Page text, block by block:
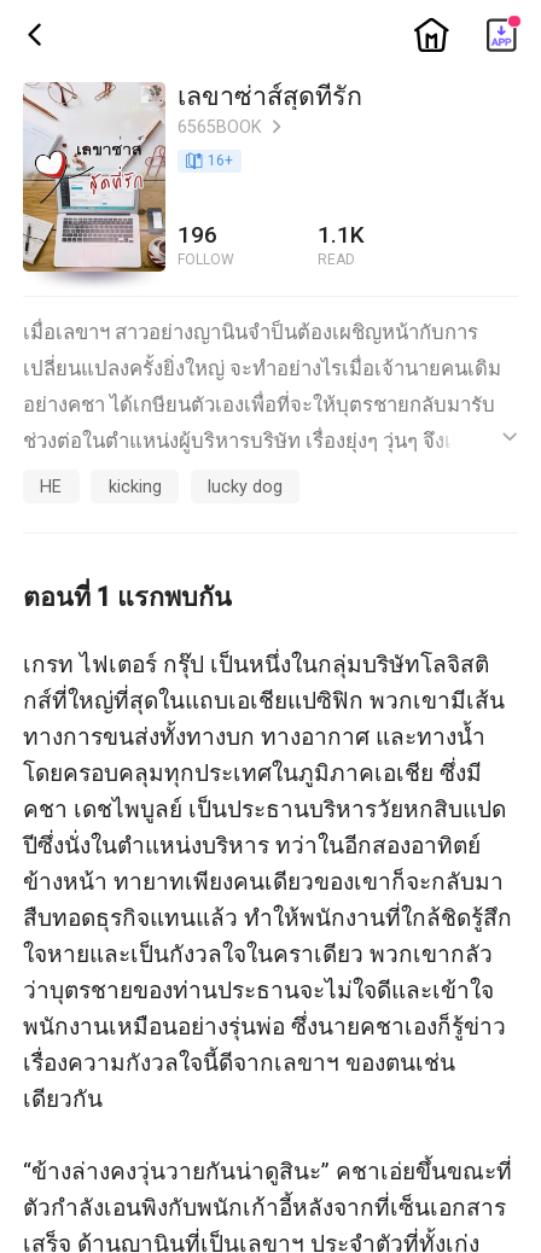
ic_back ic_home
เลขาซ่าส์สุดที่รัก
6565BOOK ic_arrow_right
book_age 16+
196
FOLLOW
1.1K
READ
เมื่อเลขาฯ สาวอย่างญานินจำป็นต้องเผชิญหน้ากับการ
เปลี่ยนแปลงครั้งยิ่งใหญ่ จะทำอย่างไรเมื่อเจ้านายคนเดิม
อย่างคชา ได้เกษียนตัวเองเพื่อที่จะให้บุตรชายกลับมารับ
ช่วงต่อในตำแหน่งผู้บริหารบริษัท เรื่องยุ่งๆ วุ่นๆ จึงเกิด
ขึ้น...
ic_default
HE kicking lucky dog
ตอนที่ 1 แรกพบกัน
เกรท ไฟเตอร์ กรุ๊ป เป็นหนึ่งในกลุ่มบริษัทโลจิสติ
กส์ที่ใหญ่ที่สุดในแถบเอเชียแปซิฟิก พวกเขามีเส้น
ทางการขนส่งทั้งทางบก ทางอากาศ และทางน้ำ
โดยครอบคลุมทุกประเทศในภูมิภาคเอเชีย ซึ่งมี
คชา เดชไพบูลย์ เป็นประธานบริหารวัยหกสิบแปด
ปีซึ่งนั่งในตำแหน่งบริหาร ทว่าในอีกสองอาทิตย์
ข้างหน้า ทายาทเพียงคนเดียวของเขาก็จะกลับมา
สืบทอดธุรกิจแทนแล้ว ทำให้พนักงานที่ใกล้ชิดรู้สึก
ใจหายและเป็นกังวลใจในคราเดียว พวกเขากลัว
ว่าบุตรชายของท่านประธานจะไม่ใจดีและเข้าใจ
พนักงานเหมือนอย่างรุ่นพ่อ ซึ่งนายคชาเองก็รู้ข่าว
เรื่องความกังวลใจนี้ดีจากเลขาฯ ของตนเช่น
เดียวกัน
“ข้างล่างคงวุ่นวายกันน่าดูสินะ” คชาเอ่ยขึ้นขณะที่
ตัวกำลังเอนพิงกับพนักเก้าอี้หลังจากที่เซ็นเอกสาร
เสร็จ ด้านญานินที่เป็นเลขาฯ ประจำตัวที่ทั้งเก่ง